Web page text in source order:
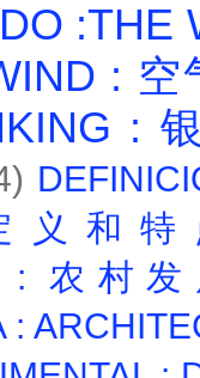
:THE
: 空
:
定义和
: 农村
: